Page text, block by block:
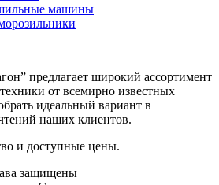
машины
предлагает широкий ассортимент
от всемирно известных
идеальный вариант в
наших клиентов.
и доступные цены.
защищены